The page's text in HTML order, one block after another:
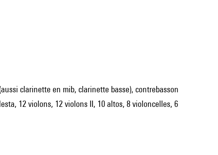
clarinette en mib, clarinette basse), contrebasson
12 violons, 12 violons II, 10 altos, 8 violoncelles, 6